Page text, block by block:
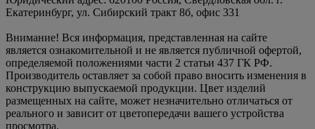
Екатеринбург, ул. Сибирский тракт 8б, офис 331
Внимание! Вся информация, представленная на сайте
является ознакомительной и не является публичной офертой,
определяемой положениями части 2 статьи 437 ГК РФ.
Производитель оставляет за собой право вносить изменения в
конструкцию выпускаемой продукции. Цвет изделий
размещенных на сайте, может незначительно отличаться от
реального и зависит от цветопередачи вашего устройства
просмотра.